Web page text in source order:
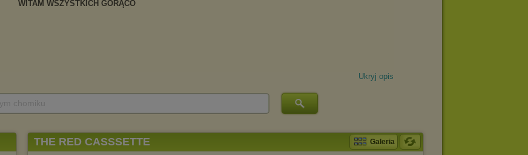
Ukryj opis
THE RED CASSSETTE Galeria